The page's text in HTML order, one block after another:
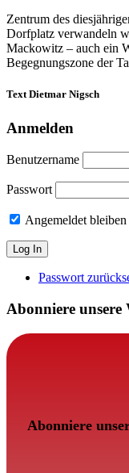
Zentrum des
Dorfplatz verwandeln
Mackowitz – auch ein
Begegnungszone der
Text Dietmar Nigsch
Anmelden
Benutzername
Passwort
Angemeldet bleiben
Passwort
Abonniere unsere
Abonniere